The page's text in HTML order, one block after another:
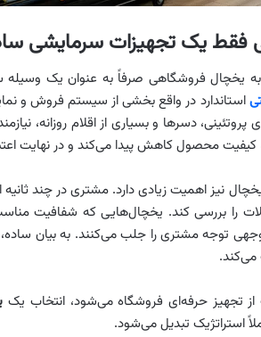
فقط یک تجهیزات سرمایشی
یخچال فروشگاهی صرفاً به عنوان یک وسیله
استاندارد در واقع بخشی از سیستم فروش و
پروتئینی، دسرها و بسیاری از اقلام روزانه،
محصول کاهش پیدا می‌کند و در نهایت
نیز اهمیت زیادی دارد. مشتری در چند
را بررسی کند. یخچال‌هایی که شفافیت
توجه مشتری را جلب می‌کنند. به بیان
تجهیز حرفه‌ای فروشگاه می‌شود، انتخاب یک
استراتژیک تبدیل می‌شود.